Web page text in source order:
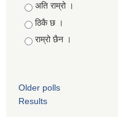
Choices
अति राम्रो ।
ठिकै छ ।
राम्रो छैन ।
Older polls
Results